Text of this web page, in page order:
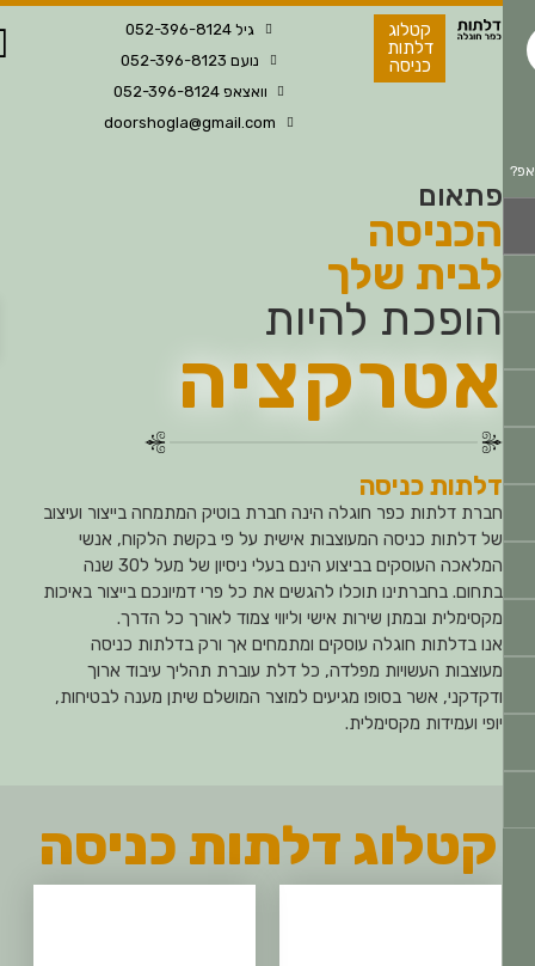
קטלוג
דלתות
כניסה
גיל 052-396-8124
נועם 052-396-8123
וואצאפ 052-396-8124
doorshogla@gmail.com
פתאום
הכניסה
לבית שלך
הופכת להיות
אטרקציה
דלתות כניסה
חברת דלתות כפר חוגלה הינה חברת בוטיק המתמחה בייצור ועיצוב
של דלתות כניסה המעוצבות אישית על פי בקשת הלקוח, אנשי
המלאכה העוסקים בביצוע הינם בעלי ניסיון של מעל ל30 שנה
בתחום. בחברתינו תוכלו להגשים את כל פרי דמיונכם בייצור באיכות
מקסימלית ובמתן שירות אישי וליווי צמוד לאורך כל הדרך.
אנו בדלתות חוגלה עוסקים ומתמחים אך ורק בדלתות כניסה
מעוצבות העשויות מפלדה, כל דלת עוברת תהליך עיבוד ארוך
ודקדקני, אשר בסופו מגיעים למוצר המושלם שיתן מענה לבטיחות,
יופי ועמידות מקסימלית.
קטלוג דלתות כניסה